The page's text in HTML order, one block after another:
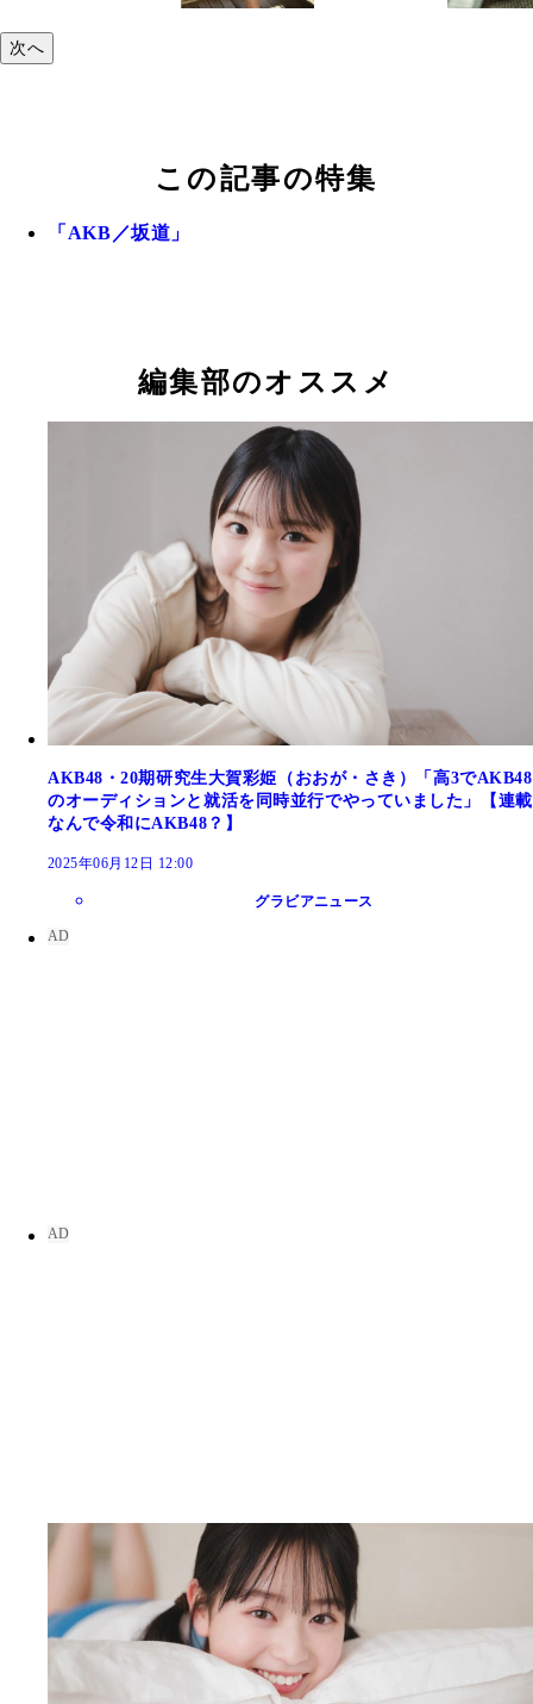
次へ
この記事の特集
「AKB／坂道」
編集部のオススメ
AKB48・20期研究生大賀彩姫（おおが・さき）「高3でAKB48
のオーディションと就活を同時並行でやっていました」【連載
なんで令和にAKB48？】
2025年06月12日 12:00
グラビアニュース